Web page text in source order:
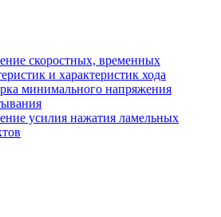
скоростных, временных
и характеристик хода
минимального напряжения
усилия нажатия ламельных